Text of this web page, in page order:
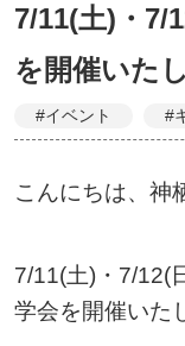
7/11(土)・7/
を開催いた
#イベント #
こんにちは、神
7/11(土)・7/12(
学会を開催いた